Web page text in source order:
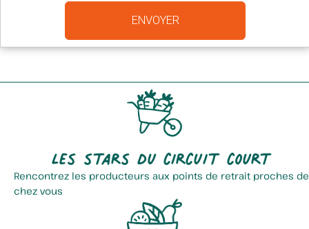
ENVOYER
Les stars du circuit court
Rencontrez les producteurs aux points de retrait proches de
chez vous